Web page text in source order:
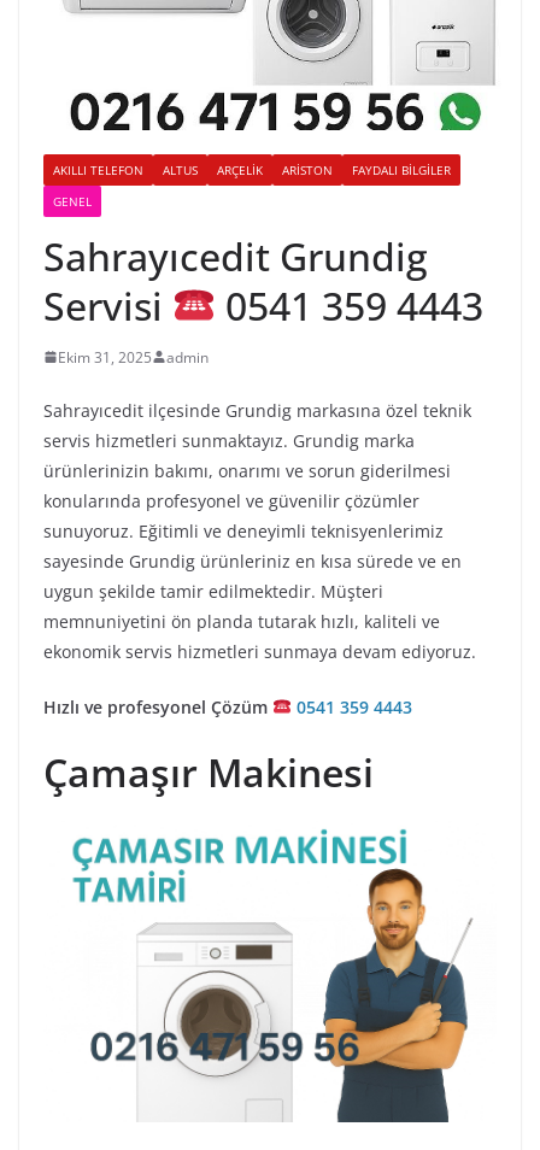
AKILLI TELEFON ALTUS ARÇELIK ARISTON
FAYDALI BILGILER
GENEL
Sahrayıcedit Grundig
Servisi
0541 359 4443
Ekim 31, 2025 admin
Sahrayıcedit ilçesinde Grundig markasına özel teknik
servis hizmetleri sunmaktayız. Grundig marka
ürünlerinizin bakımı, onarımı ve sorun giderilmesi
konularında profesyonel ve güvenilir çözümler
sunuyoruz. Eğitimli ve deneyimli teknisyenlerimiz
sayesinde Grundig ürünleriniz en kısa sürede ve en
uygun şekilde tamir edilmektedir. Müşteri
memnuniyetini ön planda tutarak hızlı, kaliteli ve
ekonomik servis hizmetleri sunmaya devam ediyoruz.
Hızlı ve profesyonel Çözüm 0541 359 4443
Çamaşır Makinesi